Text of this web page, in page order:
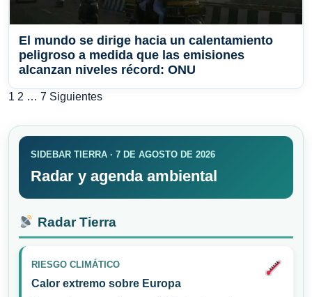
El mundo se dirige hacia un calentamiento
peligroso a medida que las emisiones
alcanzan niveles récord: ONU
Paginación
de
entradas
1 2 … 7 Siguientes
SIDEBAR TIERRA · 7 DE AGOSTO DE 2026
Radar y agenda ambiental
Radar Tierra
RIESGO CLIMÁTICO
Calor extremo sobre Europa